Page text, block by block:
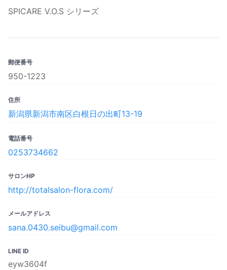
SPICARE V.O.S シリーズ
郵便番号
950-1223
住所
新潟県新潟市南区白根日の出町13-19
電話番号
0253734662
サロンHP
http://totalsalon-flora.com/
メールアドレス
sana.0430.seibu@gmail.com
LINE ID
eyw3604f